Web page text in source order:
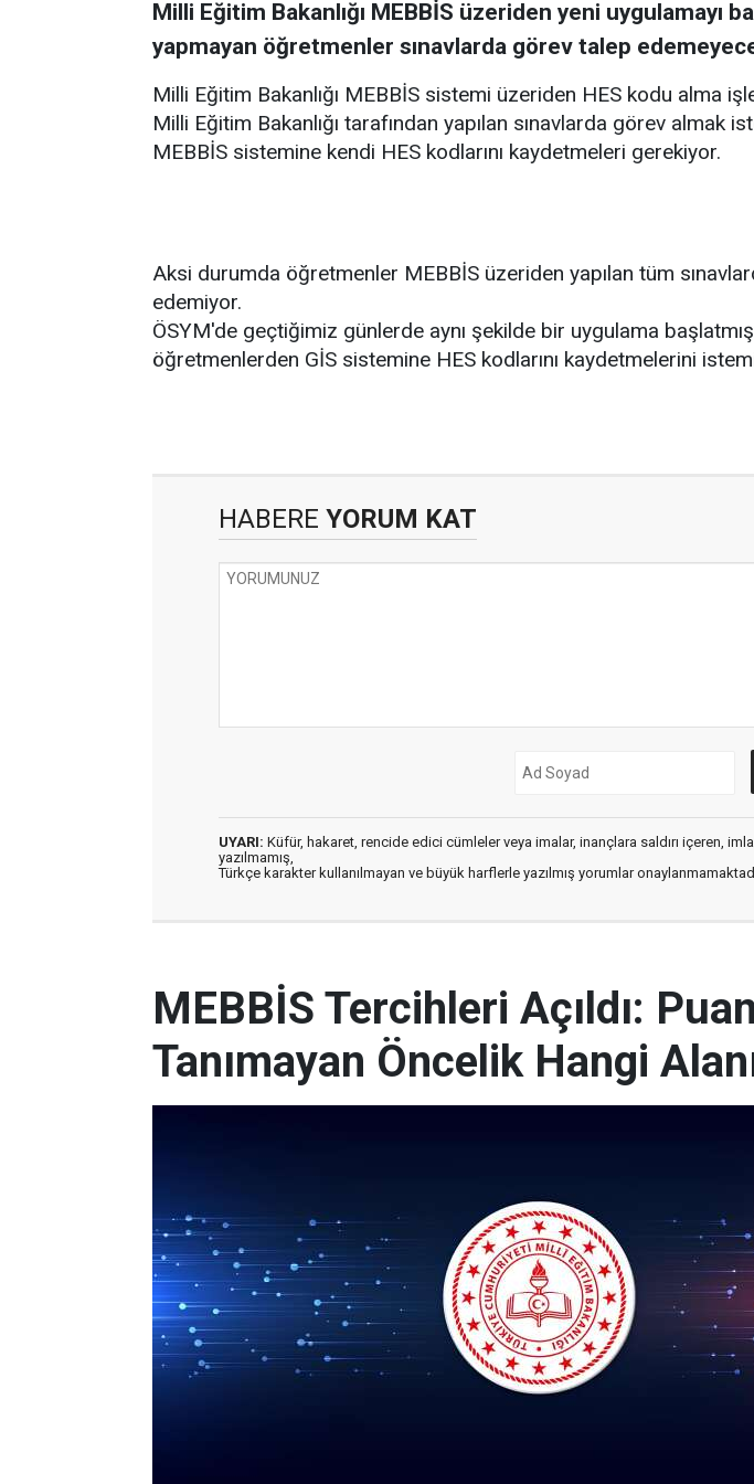
Milli Eğitim Bakanlığı MEBBİS üzeriden yeni uygulamayı
yapmayan öğretmenler sınavlarda görev talep
Milli Eğitim Bakanlığı MEBBİS sistemi üzeriden HES kodu alma
Milli Eğitim Bakanlığı tarafından yapılan sınavlarda görev almak
MEBBİS sistemine kendi HES kodlarını kaydetmeleri gerekiyor.
Aksi durumda öğretmenler MEBBİS üzeriden yapılan tüm
edemiyor.
ÖSYM'de geçtiğimiz günlerde aynı şekilde bir uygulama
öğretmenlerden GİS sistemine HES kodlarını kaydetmelerini
HABERE YORUM KAT
UYARI: Küfür, hakaret, rencide edici cümleler veya imalar, inançlara saldırı içeren,
yazılmamış,
Türkçe karakter kullanılmayan ve büyük harflerle yazılmış yorumlar
MEBBİS Tercihleri Açıldı:
Tanımayan Öncelik Hangi